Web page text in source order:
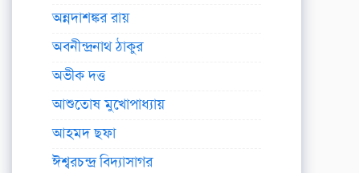
অন্নদাশঙ্কর রায়
অবনীন্দ্রনাথ ঠাকুর
অভীক দত্ত
আশুতোষ মুখোপাধ্যায়
আহমদ ছফা
ঈশ্বরচন্দ্র বিদ্যাসাগর